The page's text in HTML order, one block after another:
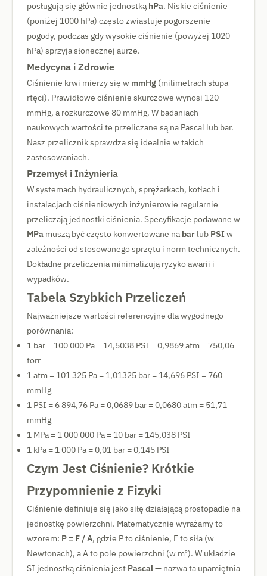
posługują się głównie jednostką hPa. Niskie ciśnienie
(poniżej 1000 hPa) często zwiastuje pogorszenie
pogody, podczas gdy wysokie ciśnienie (powyżej 1020
hPa) sprzyja słonecznej aurze.
Medycyna i Zdrowie
Ciśnienie krwi mierzy się w mmHg (milimetrach słupa
rtęci). Prawidłowe ciśnienie skurczowe wynosi 120
mmHg, a rozkurczowe 80 mmHg. W badaniach
naukowych wartości te przeliczane są na Pascal lub bar.
Nasz przelicznik sprawdza się idealnie w takich
zastosowaniach.
Przemysł i Inżynieria
W systemach hydraulicznych, sprężarkach, kotłach i
instalacjach ciśnieniowych inżynierowie regularnie
przeliczają jednostki ciśnienia. Specyfikacje podawane w
MPa muszą być często konwertowane na bar lub PSIw
zależności od stosowanego sprzętu i norm technicznych.
Dokładne przeliczenia minimalizują ryzyko awarii i
wypadków.
Tabela Szybkich Przeliczeń
Najważniejsze wartości referencyjne dla wygodnego
porównania:
1 bar = 100 000 Pa = 14,5038 PSI = 0,9869 atm = 750,06
torr
1 atm = 101 325 Pa = 1,01325 bar = 14,696 PSI = 760
mmHg
1 PSI = 6 894,76 Pa = 0,0689 bar = 0,0680 atm = 51,71
mmHg
1 MPa = 1 000 000 Pa = 10 bar = 145,038 PSI
1 kPa = 1 000 Pa = 0,01 bar = 0,145 PSI
Czym Jest Ciśnienie? Krótkie
Przypomnienie z Fizyki
Ciśnienie definiuje się jako siłę działającą prostopadle na
jednostkę powierzchni. Matematycznie wyrażamy to
wzorem: P = F / A, gdzie P to ciśnienie, F to siła (w
Newtonach), a A to pole powierzchni (w m²). W układzie
SI jednostką ciśnienia jest Pascal— nazwa ta upamiętnia